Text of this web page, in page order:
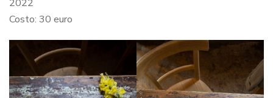
2022
Costo: 30 euro